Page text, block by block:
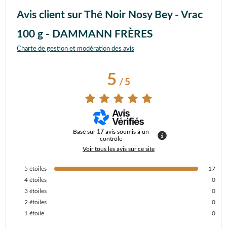
Avis client sur Thé Noir Nosy Bey - Vrac
100 g - DAMMANN FRÈRES
Charte de gestion et modération des avis
5/ 5
Basé sur 17 avis soumis à un
contrôle
Voir tous les avis sur ce site
5 étoiles
17
4 étoiles
0
3 étoiles
0
2 étoiles
0
1 étoile 0